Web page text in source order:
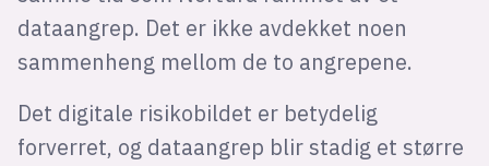
dataangrep. Det er ikke avdekket noen
sammenheng mellom de to angrepene.
Det digitale risikobildet er betydelig
forverret, og dataangrep blir stadig et større